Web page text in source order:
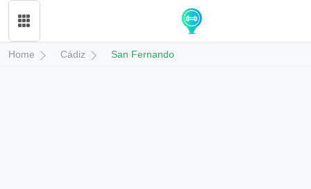
Home Cádiz San Fernando